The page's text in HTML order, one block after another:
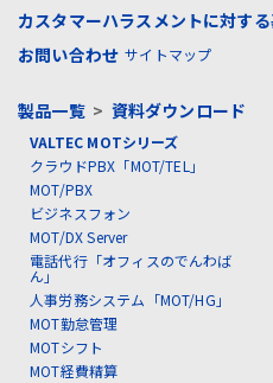
カスタマーハラスメントに対す
お問い合わせ サイトマップ
製品一覧> 資料ダウンロード
VALTEC MOTシリーズ
クラウドPBX「MOT/TEL」
MOT/PBX
ビジネスフォン
MOT/DX Server
電話代行「オフィスのでんわば
ん」
人事労務システム「MOT/HG」
MOT勤怠管理
MOTシフト
MOT経費精算